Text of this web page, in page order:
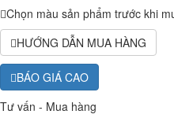
Chọn màu sản phẩm trước khi
HƯỚNG DẪN MUA HÀNG
BÁO GIÁ CAO
Tư vấn - Mua hàng